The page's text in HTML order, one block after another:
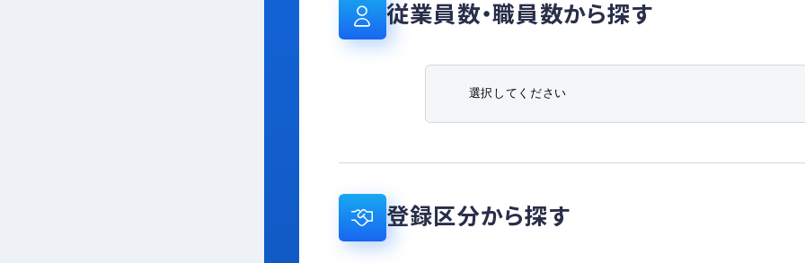
従業員数・職員数から探す
登録区分から探す